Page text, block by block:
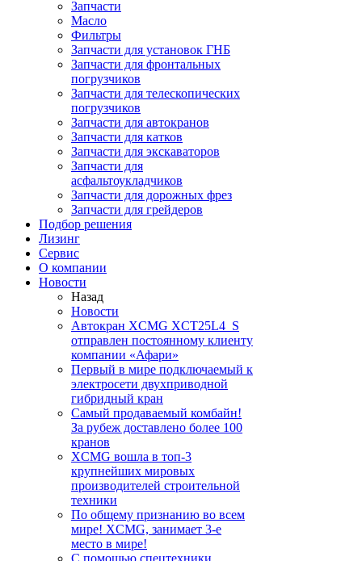
Запчасти
Масло
Фильтры
Запчасти для установок ГНБ
Запчасти для фронтальных
погрузчиков
Запчасти для телескопических
погрузчиков
Запчасти для автокранов
Запчасти для катков
Запчасти для экскаваторов
Запчасти для
асфальтоукладчиков
Запчасти для дорожных фрез
Запчасти для грейдеров
Подбор решения
Лизинг
Сервис
О компании
Новости
Назад
Новости
Автокран XCMG XCT25L4_S
отправлен постоянному клиенту
компании «Афари»
Первый в мире подключаемый к
электросети двухприводной
гибридный кран
Самый продаваемый комбайн!
За рубеж доставлено более 100
кранов
XCMG вошла в топ-3
крупнейших мировых
производителей строительной
техники
По общему признанию во всем
мире! XCMG, занимает 3-е
место в мире!
С помощью спецтехники